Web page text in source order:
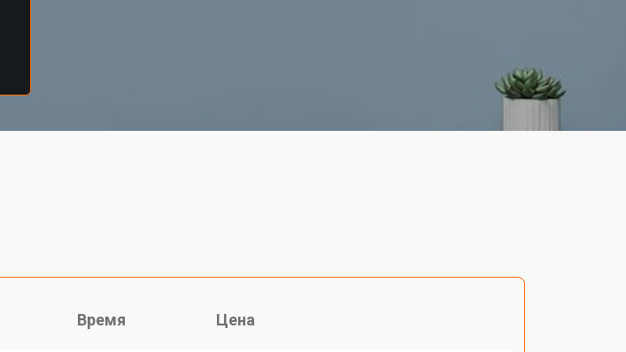
Время Цена